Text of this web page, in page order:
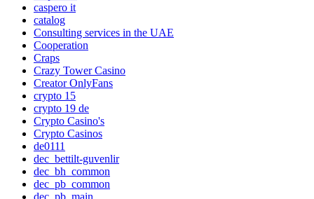
caspero it
catalog
Consulting services in the UAE
Cooperation
Craps
Crazy Tower Сasino
Creator OnlyFans
crypto 15
crypto 19 de
Crypto Casino's
Crypto Casinos
de0111
dec_bettilt-guvenlir
dec_bh_common
dec_pb_common
dec_pb_main